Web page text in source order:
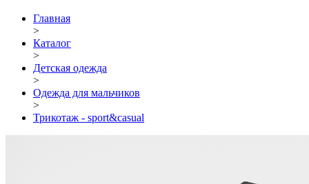
Главная
>
Каталог
>
Детская одежда
>
Одежда для мальчиков
>
Трикотаж - sport&casual